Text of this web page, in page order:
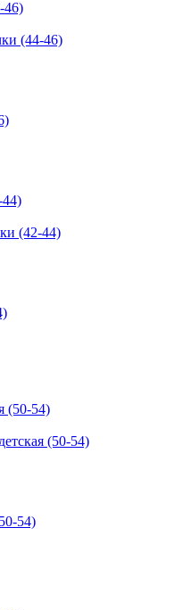
(44-46)
(42-44)
(50-54)
54)